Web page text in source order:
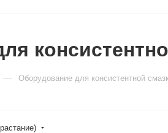
— Оборудование для консистентной